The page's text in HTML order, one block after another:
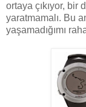
ortaya çıkıyor, bir
yaratmamalı. Bu
yaşamadığımı